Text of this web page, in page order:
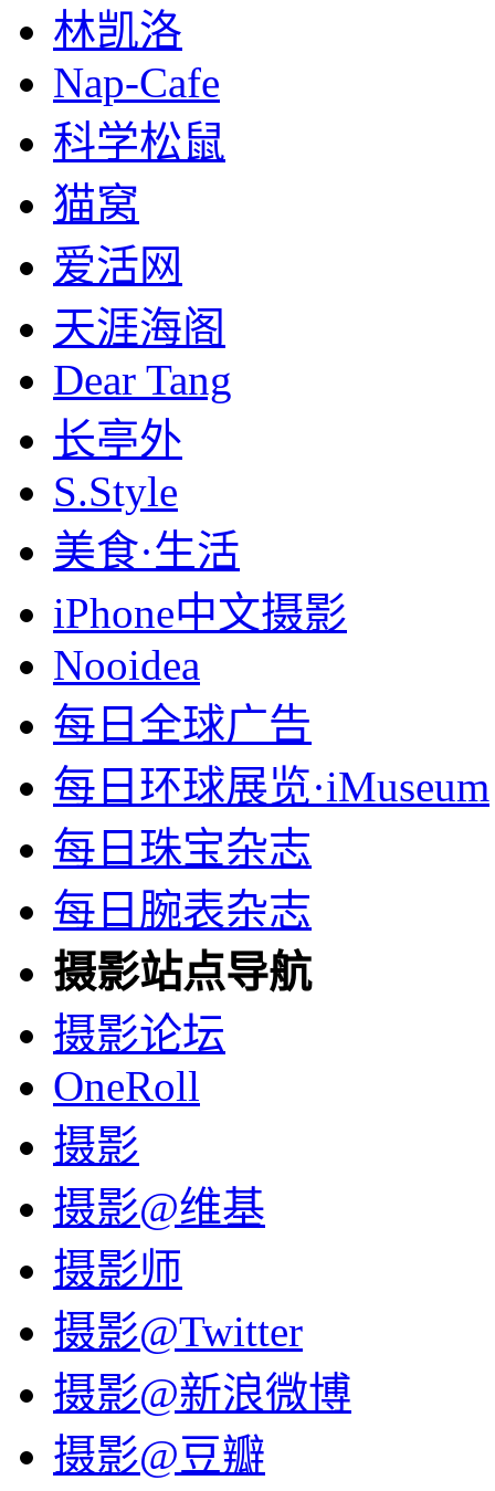
林凯洛
Nap-Cafe
科学松鼠
猫窝
爱活网
天涯海阁
Dear Tang
长亭外
S.Style
美食·生活
iPhone中文摄影
Nooidea
每日全球广告
每日环球展览·iMuseum
每日珠宝杂志
每日腕表杂志
摄影站点导航
摄影论坛
OneRoll
摄影
摄影@维基
摄影师
摄影@Twitter
摄影@新浪微博
摄影@豆瓣